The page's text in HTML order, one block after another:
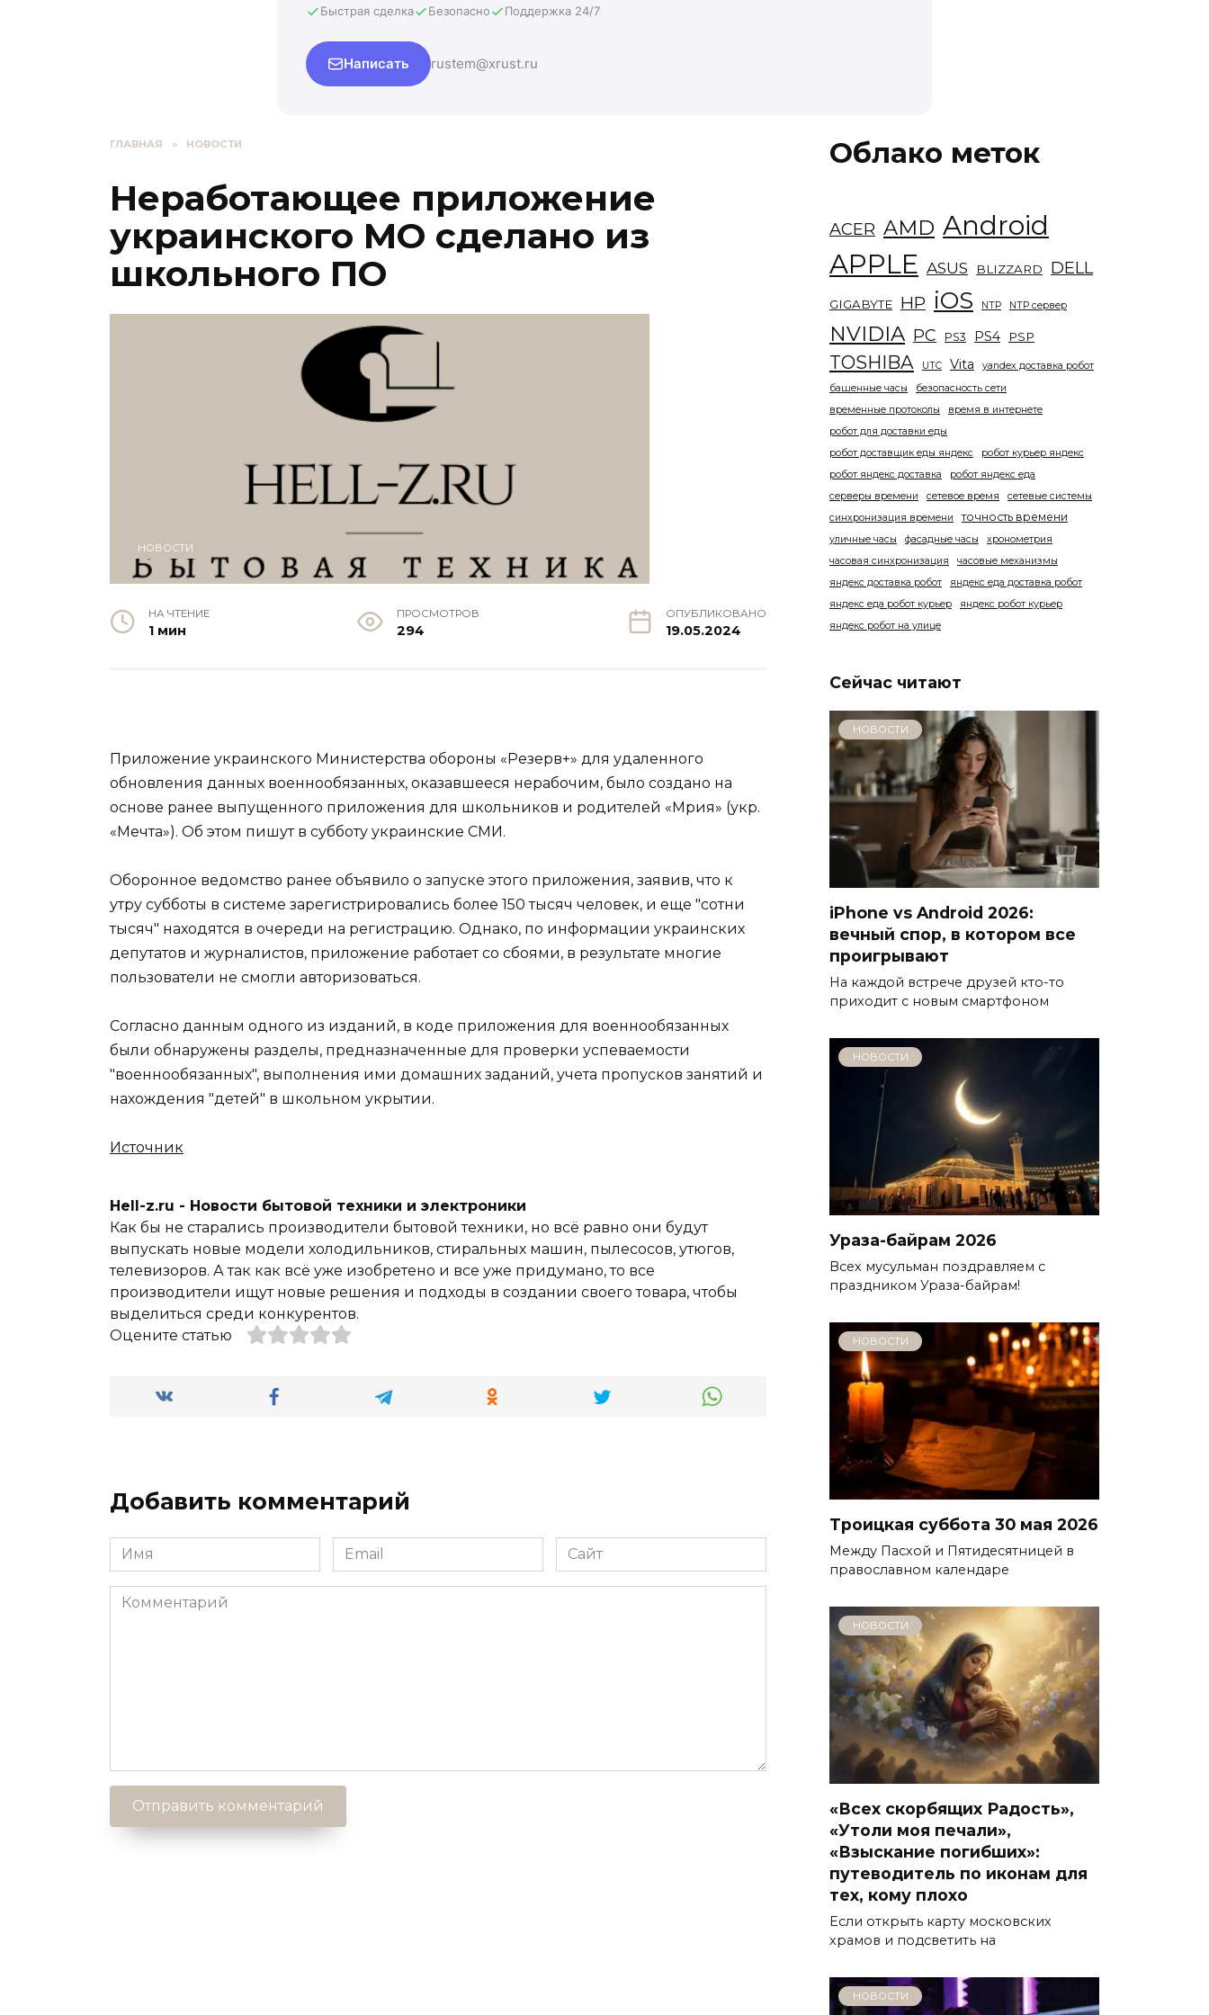
Быстрая сделка Безопасно Поддержка 24/7
Написать rustem@xrust.ru
ГЛАВНАЯ » НОВОСТИ
Неработающее приложение
украинского МО сделано из
школьного ПО
НОВОСТИ
НА ЧТЕНИЕ
1 мин
ПРОСМОТРОВ
294
ОПУБЛИКОВАНО
19.05.2024
Приложение украинского Министерства обороны «Резерв+» для удаленного
обновления данных военнообязанных, оказавшееся нерабочим, было создано на
основе ранее выпущенного приложения для школьников и родителей «Мрия» (укр.
«Мечта»). Об этом пишут в субботу украинские СМИ.
Оборонное ведомство ранее объявило о запуске этого приложения, заявив, что к
утру субботы в системе зарегистрировались более 150 тысяч человек, и еще "сотни
тысяч" находятся в очереди на регистрацию. Однако, по информации украинских
депутатов и журналистов, приложение работает со сбоями, в результате многие
пользователи не смогли авторизоваться.
Согласно данным одного из изданий, в коде приложения для военнообязанных
были обнаружены разделы, предназначенные для проверки успеваемости
"военнообязанных", выполнения ими домашних заданий, учета пропусков занятий и
нахождения "детей" в школьном укрытии.
Источник
Hell-z.ru - Новости бытовой техники и электроники
Как бы не старались производители бытовой техники, но всё равно они будут
выпускать новые модели холодильников, стиральных машин, пылесосов, утюгов,
телевизоров. А так как всё уже изобретено и все уже придумано, то все
производители ищут новые решения и подходы в создании своего товара, чтобы
выделиться среди конкурентов.
Оцените статью
Добавить комментарий
Имя
*
Email
*
Сайт
Комментарий
Облако меток
ACER AMD Android
APPLE ASUS BLIZZARD DELL
GIGABYTE HP iOS NTP NTP сервер
NVIDIA PC PS3 PS4 PSP
TOSHIBA UTC Vita
yandex доставка робот
башенные часы
безопасность сети
временные протоколы
время в интернете
робот для доставки еды
робот доставщик еды яндекс
робот курьер яндекс
робот яндекс доставка
робот яндекс еда
серверы времени
сетевое время
сетевые системы
синхронизация времени
точность времени
уличные часы фасадные часы
хронометрия
часовая синхронизация
часовые механизмы
яндекс доставка робот
яндекс еда доставка робот
яндекс еда робот курьер
яндекс робот курьер
яндекс робот на улице
Сейчас читают
НОВОСТИ
iPhone vs Android 2026:
вечный спор, в котором все
проигрывают
На каждой встрече друзей кто-то
приходит с новым смартфоном
НОВОСТИ
Ураза-байрам 2026
Всех мусульман поздравляем с
праздником Ураза-байрам!
НОВОСТИ
Троицкая суббота 30 мая 2026
Между Пасхой и Пятидесятницей в
православном календаре
НОВОСТИ
«Всех скорбящих Радость»,
«Утоли моя печали»,
«Взыскание погибших»:
путеводитель по иконам для
тех, кому плохо
Если открыть карту московских
храмов и подсветить на
НОВОСТИ